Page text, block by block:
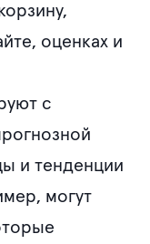
оценках и
с
и тенденции
могут